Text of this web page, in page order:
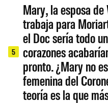
5
Mary, la esposa
trabaja para
el Doc sería todo
corazones
pronto. ¿Mary no
femenina del
teoría es la que